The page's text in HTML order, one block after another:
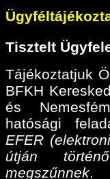
Tisztelt
Tájékoztatjuk
BFKH
és
hatósági
EFER
útján
megszűnnek.